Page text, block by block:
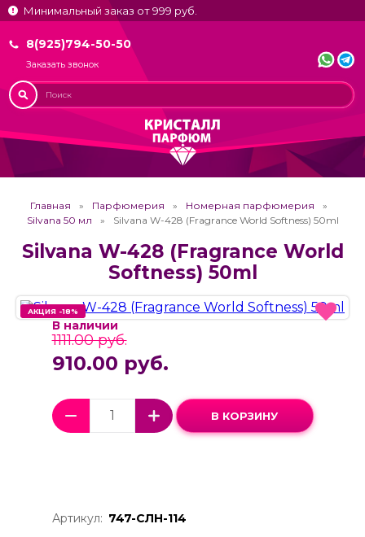
Минимальный заказ от 999 руб.
8(925)794-50-50
Заказать звонок
Главная Парфюмерия
Номерная парфюмерия
Silvana 50 мл
Silvana W-428 (Fragrance World Softness) 50ml
Silvana W-428 (Fragrance World
Softness) 50ml
АКЦИЯ -18%
АКЦИЯ -18%
В наличии
1111.00 руб.
910.00 руб.
В КОРЗИНУ
Артикул: 747-СЛН-114